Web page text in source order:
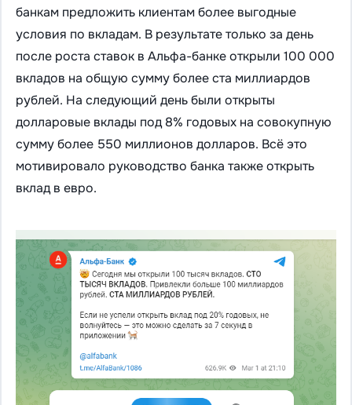
банкам предложить клиентам более выгодные
условия по вкладам. В результате только за день
после роста ставок в Альфа-банке открыли 100 000
вкладов на общую сумму более ста миллиардов
рублей. На следующий день были открыты
долларовые вклады под 8% годовых на совокупную
сумму более 550 миллионов долларов. Всё это
мотивировало руководство банка также открыть
вклад в евро.